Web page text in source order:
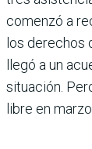
comenzó a
los derechos
llegó a un
situación.
libre en